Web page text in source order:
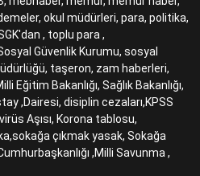
okul müdürleri, para, politika,
, toplu para ,
Güvenlik Kurumu, sosyal
taşeron, zam haberleri,
Eğitim Bakanlığı, Sağlık Bakanlığı,
,Dairesi, disiplin cezaları,KPSS
Aşısı, Korona tablosu,
çıkmak yasak, Sokağa
,Milli Savunma ,